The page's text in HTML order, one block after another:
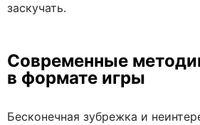
заскучать.
Современные
в формате игры
Бесконечная зубрежка и